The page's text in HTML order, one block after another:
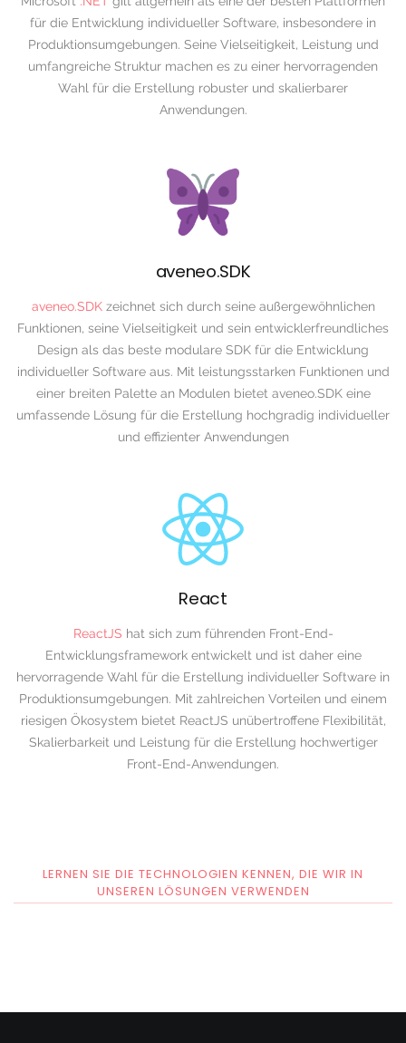
für die Entwicklung individueller Software, insbesondere in
Produktionsumgebungen. Seine Vielseitigkeit, Leistung und
umfangreiche Struktur machen es zu einer hervorragenden
Wahl für die Erstellung robuster und skalierbarer
Anwendungen.
aveneo.SDK
aveneo.SDKzeichnet sich durch seine außergewöhnlichen
Funktionen, seine Vielseitigkeit und sein entwicklerfreundliches
Design als das beste modulare SDK für die Entwicklung
individueller Software aus. Mit leistungsstarken Funktionen und
einer breiten Palette an Modulen bietet aveneo.SDK eine
umfassende Lösung für die Erstellung hochgradig individueller
und effizienter Anwendungen
React
ReactJS hat sich zum führenden Front-End-
Entwicklungsframework entwickelt und ist daher eine
hervorragende Wahl für die Erstellung individueller Software in
Produktionsumgebungen. Mit zahlreichen Vorteilen und einem
riesigen Ökosystem bietet ReactJS unübertroffene Flexibilität,
Skalierbarkeit und Leistung für die Erstellung hochwertiger
Front-End-Anwendungen.
LERNEN SIE DIE TECHNOLOGIEN KENNEN, DIE WIR IN
UNSEREN LÖSUNGEN VERWENDEN